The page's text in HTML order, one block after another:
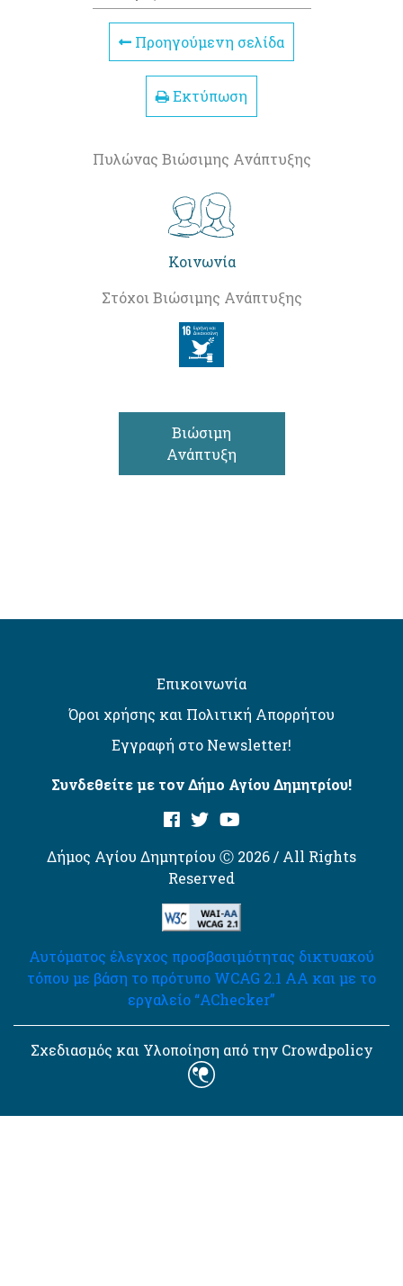
Προηγούμενη σελίδα
Εκτύπωση
Πυλώνας Βιώσιμης Ανάπτυξης
Κοινωνία
Στόχοι Βιώσιμης Ανάπτυξης
Βιώσιμη
Ανάπτυξη
Επικοινωνία
Όροι χρήσης και Πολιτική Απορρήτου
Εγγραφή στο Newsletter!
Συνδεθείτε με τον Δήμο Αγίου Δημητρίου!
Δήμος Αγίου Δημητρίου Ⓒ 2026 / All Rights
Reserved
Αυτόματος έλεγχος προσβασιμότητας δικτυακού
τόπου με βάση το πρότυπο WCAG 2.1 AA και με το
εργαλείο “AChecker”
Σχεδιασμός και Υλοποίηση από την Crowdpolicy